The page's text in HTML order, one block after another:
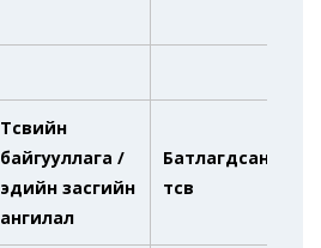
Төсвийн
байгууллага /
эдийн засгийн
ангилал
Батлагдсан
төсөв